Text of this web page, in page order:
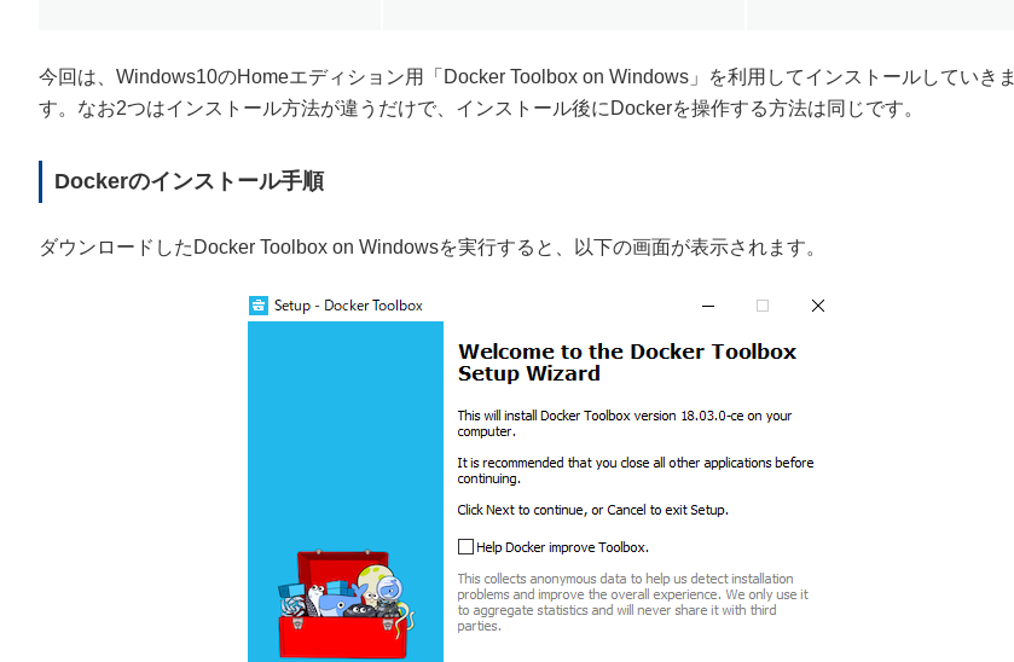
今回は、Windows10のHomeエディション用「Docker Toolbox on Windows」を利用してインストールしていきま
す。なお2つはインストール方法が違うだけで、インストール後にDockerを操作する方法は同じです。
Dockerのインストール手順
ダウンロードしたDocker Toolbox on Windowsを実行すると、以下の画面が表示されます。